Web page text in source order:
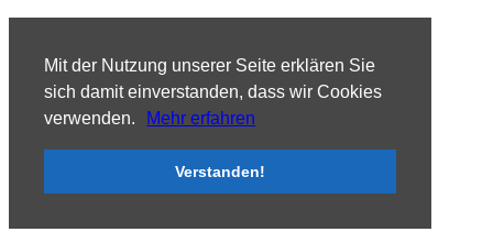
Mit der Nutzung unserer Seite erklären Sie
sich damit einverstanden, dass wir Cookies
verwenden.
Mehr erfahren
Verstanden!
Aktuelles
Termine / Ankündigungen
Presse